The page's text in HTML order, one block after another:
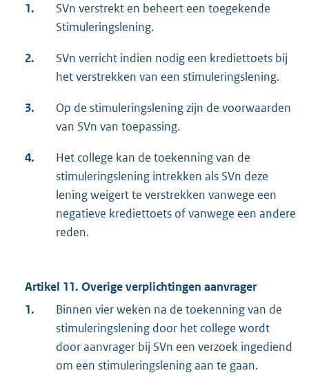
1.
SVn verstrekt en beheert een toegekende
Stimuleringslening.
2.
SVn verricht indien nodig een krediettoets bij
het verstrekken van een stimuleringslening.
3.
Op de stimuleringslening zijn de voorwaarden
van SVn van toepassing.
4.
Het college kan de toekenning van de
stimuleringslening intrekken als SVn deze
lening weigert te verstrekken vanwege een
negatieve krediettoets of vanwege een andere
reden.
Artikel 11. Overige verplichtingen aanvrager
1.
Binnen vier weken na de toekenning van de
stimuleringslening door het college wordt
door aanvrager bij SVn een verzoek ingediend
om een stimuleringslening aan te gaan.